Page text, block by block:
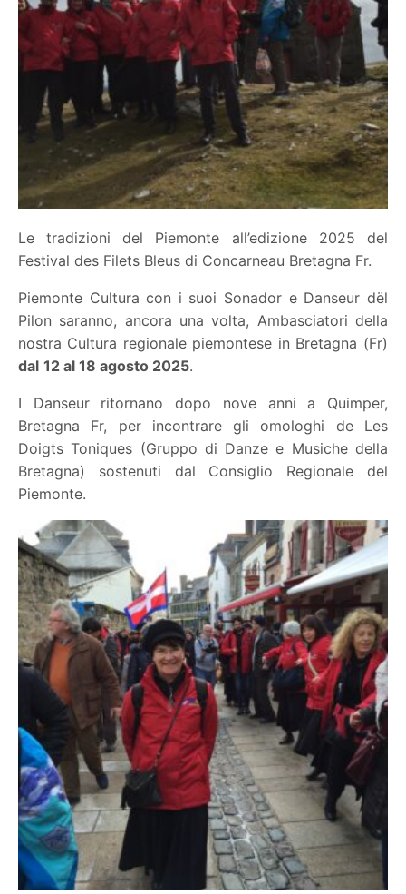
Le tradizioni del Piemonte all’edizione 2025 del
Festival des Filets Bleus di Concarneau Bretagna Fr.
Piemonte Cultura con i suoi Sonador e Danseur dël
Pilon saranno, ancora una volta, Ambasciatori della
nostra Cultura regionale piemontese in Bretagna (Fr)
dal 12 al 18 agosto 2025.
I Danseur ritornano dopo nove anni a Quimper,
Bretagna Fr, per incontrare gli omologhi de Les
Doigts Toniques (Gruppo di Danze e Musiche della
Bretagna) sostenuti dal Consiglio Regionale del
Piemonte.